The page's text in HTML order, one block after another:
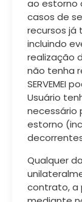
ao estorno
casos de
recursos já
incluindo
realização
não tenha
SERVEMEI
Usuário
necessário
estorno
Qualquer
contrato, a